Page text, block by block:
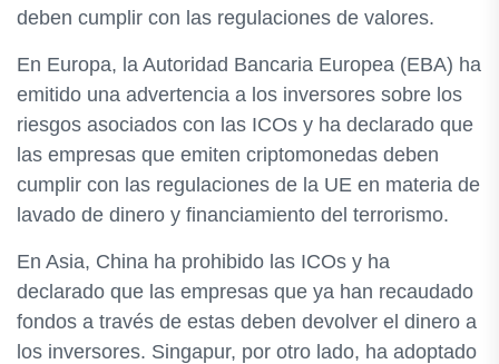
deben cumplir con las regulaciones de valores.
En Europa, la Autoridad Bancaria Europea (EBA) ha
emitido una advertencia a los inversores sobre los
riesgos asociados con las ICOs y ha declarado que
las empresas que emiten criptomonedas deben
cumplir con las regulaciones de la UE en materia de
lavado de dinero y financiamiento del terrorismo.
En Asia, China ha prohibido las ICOs y ha
declarado que las empresas que ya han recaudado
fondos a través de estas deben devolver el dinero a
los inversores. Singapur, por otro lado, ha adoptado